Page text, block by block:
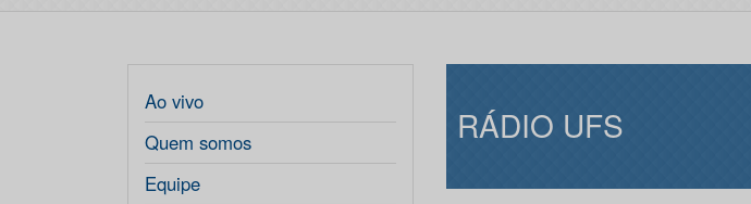
Ao vivo
Quem somos
Equipe
RÁDIO UFS